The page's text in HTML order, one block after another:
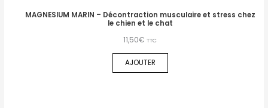
MAGNESIUM MARIN – Décontraction musculaire et stress chez
le chien et le chat
11,50€ TTC
AJOUTER